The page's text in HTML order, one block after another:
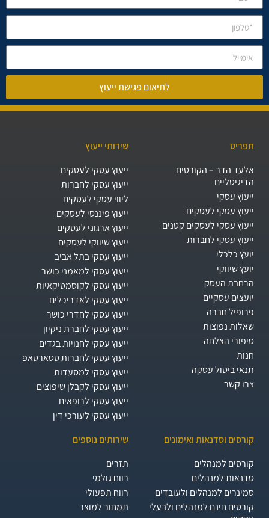
לתיאום פגישת ייעוץ
תפריט
אלעד הדר – הקורסים
הדיגיטליים
ייעוץ עסקי
ייעוץ עסקי לעסקים
ייעוץ עסקי לעסקים קטנים
ייעוץ עסקי לחברות
יועץ כלכלי
יועץ שיווקי
הרחבת העסק​
יועצים עסקיים
פרופיל חברה
שאלות נפוצות
סיפורי הצלחה
חנות
תנאי ביטול עסקה
צרו קשר
שירותי ייעוץ
ייעוץ עסקי לעסקים
ייעוץ עסקי לחברות
ליווי עסקי לעסקים
ייעוץ פיננסי לעסקים
ייעוץ ארגוני לעסקים
ייעוץ שיווקי לעסקים
ייעוץ עסקי בתל אביב
ייעוץ עסקי למאמני כושר
ייעוץ עסקי לקוסמטיקאיות
ייעוץ עסקי לאדריכלים
ייעוץ עסקי לחדרי כושר
ייעוץ עסקי לחברת ניקיון
ייעוץ עסקי לחנויות בגדים
ייעוץ עסקי לחברות סטארטאפ
ייעוץ עסקי למסעדות
ייעוץ עסקי לקבלן שיפוצים
ייעוץ עסקי לרופאים
ייעוץ עסקי לעורכי דין
קורסים וסדנאות ואימונים
קורסים למנהלים
סדנאות למנהלים
סמינרים למנהלים ולעובדים
קורסים חינם למנהלים ולבעלי
שירותים נוספים
תזרים
רווח גולמי
רווח תפעולי
תמחור למוצר